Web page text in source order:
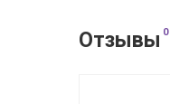
Отзывы 0